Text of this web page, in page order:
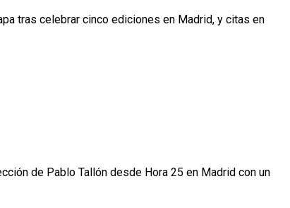
tras celebrar cinco ediciones en Madrid, y citas en
de Pablo Tallón desde Hora 25 en Madrid con un